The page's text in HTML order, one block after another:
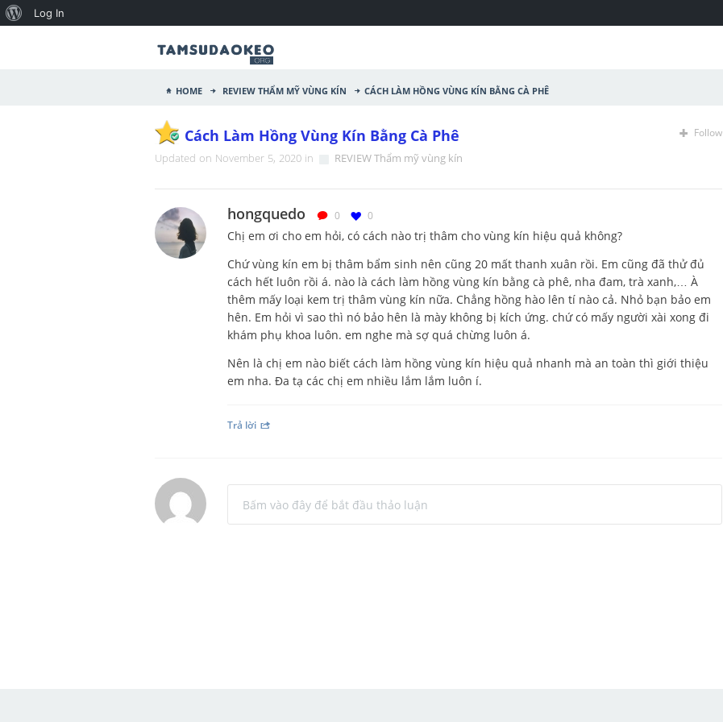
Home REVIEW Thẩm mỹ vùng kín Cách làm hồng vùng kín bằng cà phê
Cách Làm Hồng Vùng Kín Bằng Cà Phê
Updated on November 5, 2020 in REVIEW Thẩm mỹ vùng kín
Follow
hongquedo 0 0
Chị em ơi cho em hỏi, có cách nào trị thâm cho vùng kín hiệu quả không?
Chứ vùng kín em bị thâm bẩm sinh nên cũng 20 mất thanh xuân rồi. Em cũng đã thử đủ
cách hết luôn rồi á. nào là cách làm hồng vùng kín bằng cà phê, nha đam, trà xanh,… À
thêm mấy loại kem trị thâm vùng kín nữa. Chẳng hồng hào lên tí nào cả. Nhỏ bạn bảo em
hên. Em hỏi vì sao thì nó bảo hên là mày không bị kích ứng. chứ có mấy người xài xong đi
khám phụ khoa luôn. em nghe mà sợ quá chừng luôn á.
Nên là chị em nào biết cách làm hồng vùng kín hiệu quả nhanh mà an toàn thì giới thiệu
em nha. Đa tạ các chị em nhiều lắm lắm luôn í.
Trả lời
Bấm vào đây để bắt đầu thảo luận
Log In